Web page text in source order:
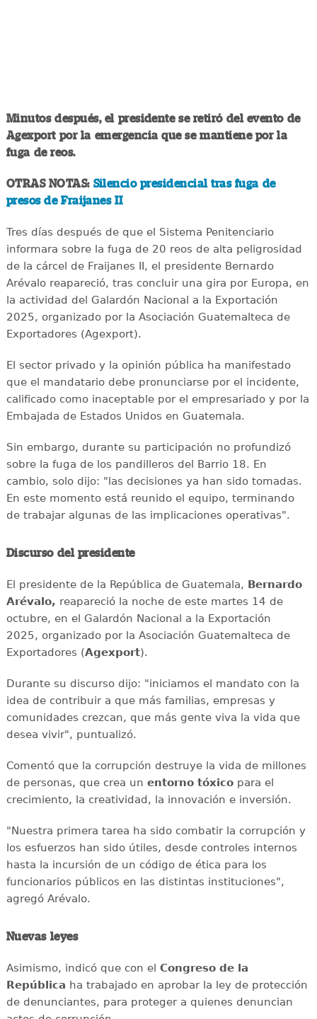
Minutos después, el presidente se retiró del evento de
Agexport por la emergencia que se mantiene por la
fuga de reos.
OTRAS NOTAS: Silencio presidencial tras fuga de
presos de Fraijanes II
Tres días después de que el Sistema Penitenciario
informara sobre la fuga de 20 reos de alta peligrosidad
de la cárcel de Fraijanes II, el presidente Bernardo
Arévalo reapareció, tras concluir una gira por Europa, en
la actividad del Galardón Nacional a la Exportación
2025, organizado por la Asociación Guatemalteca de
Exportadores (Agexport).
El sector privado y la opinión pública ha manifestado
que el mandatario debe pronunciarse por el incidente,
calificado como inaceptable por el empresariado y por la
Embajada de Estados Unidos en Guatemala.
Sin embargo, durante su participación no profundizó
sobre la fuga de los pandilleros del Barrio 18. En
cambio, solo dijo: "las decisiones ya han sido tomadas.
En este momento está reunido el equipo, terminando
de trabajar algunas de las implicaciones operativas".
Discurso del presidente
El presidente de la República de Guatemala, Bernardo
Arévalo, reapareció la noche de este martes 14 de
octubre, en el Galardón Nacional a la Exportación
2025, organizado por la Asociación Guatemalteca de
Exportadores (Agexport).
Durante su discurso dijo: "iniciamos el mandato con la
idea de contribuir a que más familias, empresas y
comunidades crezcan, que más gente viva la vida que
desea vivir", puntualizó.
Comentó que la corrupción destruye la vida de millones
de personas, que crea un entorno tóxicopara el
crecimiento, la creatividad, la innovación e inversión.
"Nuestra primera tarea ha sido combatir la corrupción y
los esfuerzos han sido útiles, desde controles internos
hasta la incursión de un código de ética para los
funcionarios públicos en las distintas instituciones",
agregó Arévalo.
Nuevas leyes
Asimismo, indicó que con el Congreso de la
República ha trabajado en aprobar la ley de protección
de denunciantes, para proteger a quienes denuncian